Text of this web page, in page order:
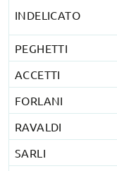
INDELICATO
PEGHETTI
ACCETTI
FORLANI
RAVALDI
SARLI